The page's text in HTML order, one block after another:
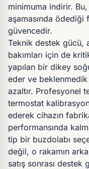
minimuma indirir.
aşamasında ödediği
güvencedir.
Teknik destek gücü,
bakımları için de
yapılan bir dikey
eder ve beklenmedik
azaltır. Profesyonel
termostat
ederek cihazın
performansında
tip bir buzdolabı
değil, o rakamın
satış sonrası destek